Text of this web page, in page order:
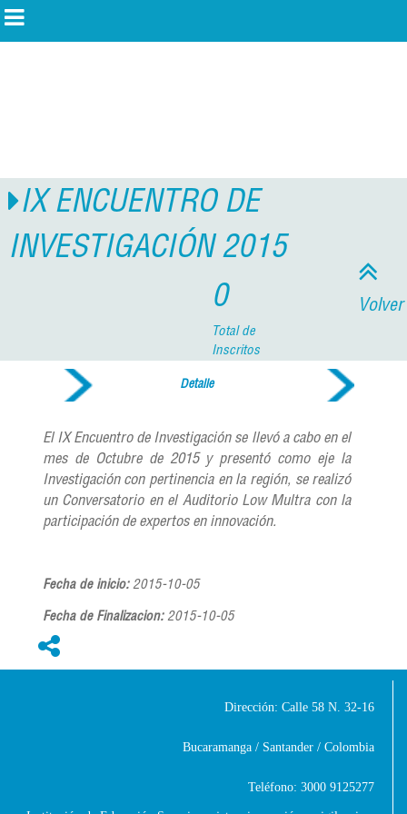
IX ENCUENTRO DE
INVESTIGACIÓN 2015
0
Total de
Inscritos
Volver
Detalle
El IX Encuentro de Investigación se llevó a cabo en el
mes de Octubre de 2015 y presentó como eje la
Investigación con pertinencia en la región, se realizó
un Conversatorio en el Auditorio Low Multra con la
participación de expertos en innovación.
Fecha de inicio:2015-10-05
Fecha de Finalizacion:2015-10-05

Dirección: Calle 58 N. 32-16
Bucaramanga / Santander / Colombia
Teléfono: 3000 9125277